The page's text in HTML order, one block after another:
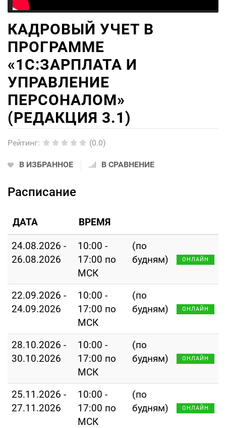
КАДРОВЫЙ УЧЕТ В
ПРОГРАММЕ
«1С:ЗАРПЛАТА И
УПРАВЛЕНИЕ
ПЕРСОНАЛОМ»
(РЕДАКЦИЯ 3.1)
Рейтинг: (0.0)
В ИЗБРАННОЕ В СРАВНЕНИЕ
Расписание
ДАТА ВРЕМЯ
24.08.2026 -
26.08.2026
10:00 -
17:00 по
МСК
(по
будням)
ОНЛАЙН
22.09.2026 -
24.09.2026
10:00 -
17:00 по
МСК
(по
будням)
ОНЛАЙН
28.10.2026 -
30.10.2026
10:00 -
17:00 по
МСК
(по
будням)
ОНЛАЙН
25.11.2026 -
27.11.2026
10:00 -
17:00 по
МСК
(по
будням)
ОНЛАЙН